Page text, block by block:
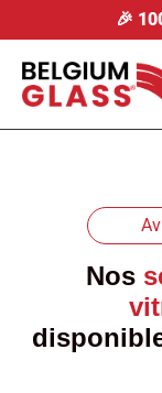
🎉
Nos